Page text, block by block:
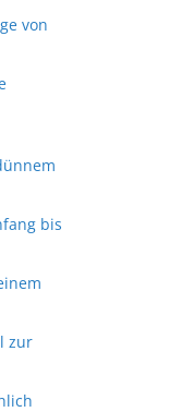
von
bis
zur